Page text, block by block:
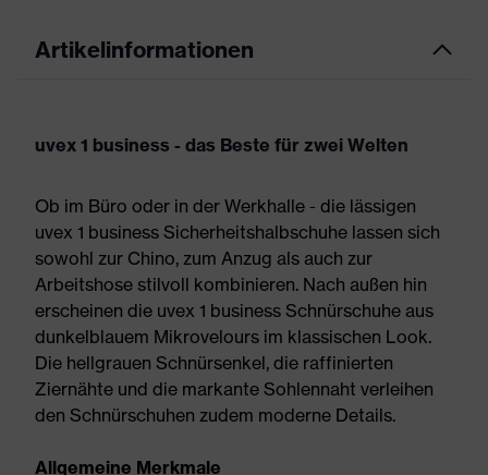
Artikelinformationen
uvex 1 business - das Beste für zwei Welten
Ob im Büro oder in der Werkhalle - die lässigen
uvex 1 business Sicherheitshalbschuhe lassen sich
sowohl zur Chino, zum Anzug als auch zur
Arbeitshose stilvoll kombinieren. Nach außen hin
erscheinen die uvex 1 business Schnürschuhe aus
dunkelblauem Mikrovelours im klassischen Look.
Die hellgrauen Schnürsenkel, die raffinierten
Ziernähte und die markante Sohlennaht verleihen
den Schnürschuhen zudem moderne Details.
Allgemeine Merkmale